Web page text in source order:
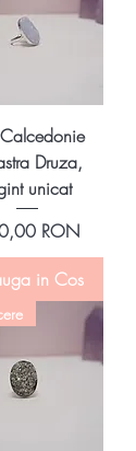
Druza,
unicat
RON
in Cos